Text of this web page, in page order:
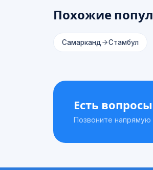
Похожие
Самарканд Стамбул
Есть
Позвоните напрямую